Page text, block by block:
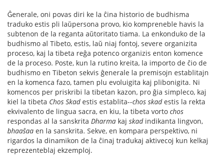
Ĝenerale, oni povas diri ke la ĉina historio de budhisma
traduko estis pli laŭpersona provo, kio kompreneble havis la
subtenon de la reganta aŭtoritato tiama. La enkonduko de la
budhismo al Tibeto, estis, laŭ niaj fontoj, severe organizita
proceso, kaj la tibeta reĝa potenco organizis enton komence
de la proceso. Poste, kun la rutino kreita, la importo de ĉio de
budhismo en Tibeton sekvis ĝenerale la premisojn establitajn
en la komenca fazo, tamen plu evoluigita kaj plibonigita. Ni
komencos per priskribi la tibetan kazon, pro ĝia simpleco, kaj
kiel la tibeta Chos Skadestis establita--chos skadestis la rekta
ekvivalento de lingua sacra, en kiu, la tibeta vorto chos
respondas al la sanskrita Dharma kaj skadindikanta lingvon,
bhaaŝaa en la sanskrita. Sekve, en kompara perspektivo, ni
rigardos la dinamikon de la ĉinaj tradukaj aktivecoj kun kelkaj
reprezenteblaj ekzemploj.